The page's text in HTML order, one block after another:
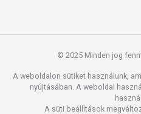
© 2025 Minden jog
A weboldalon sütiket használunk,
nyújtásában. A weboldal
A süti beállítások